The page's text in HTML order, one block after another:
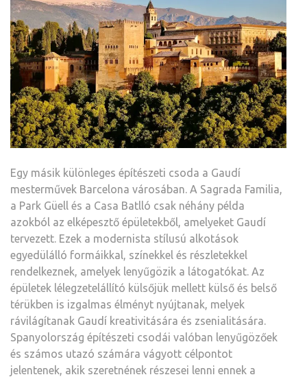
Egy másik különleges építészeti csoda a Gaudí
mesterművek Barcelona városában. A Sagrada Familia,
a Park Güell és a Casa Batlló csak néhány példa
azokból az elképesztő épületekből, amelyeket Gaudí
tervezett. Ezek a modernista stílusú alkotások
egyedülálló formáikkal, színekkel és részletekkel
rendelkeznek, amelyek lenyűgözik a látogatókat. Az
épületek lélegzetelállító külsőjük mellett külső és belső
térükben is izgalmas élményt nyújtanak, melyek
rávilágítanak Gaudí kreativitására és zsenialitására.
Spanyolország építészeti csodái valóban lenyűgözőek
és számos utazó számára vágyott célpontot
jelentenek, akik szeretnének részesei lenni ennek a